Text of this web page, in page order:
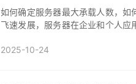
如何确定服务器最大承载人数，如
飞速发展，服务器在企业和个人应
本文将详细阐述如何确定服务器
2025-10-24